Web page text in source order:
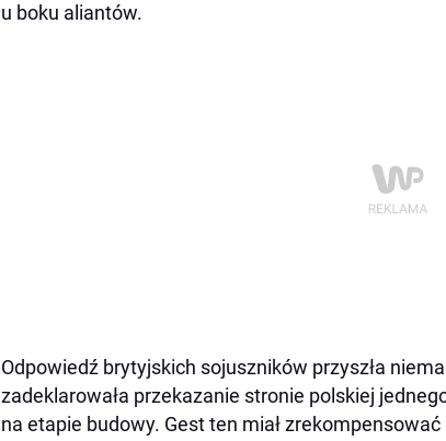
u boku aliantów.
Odpowiedź brytyjskich sojuszników przyszła
zadeklarowała przekazanie stronie polskiej
na etapie budowy. Gest ten miał